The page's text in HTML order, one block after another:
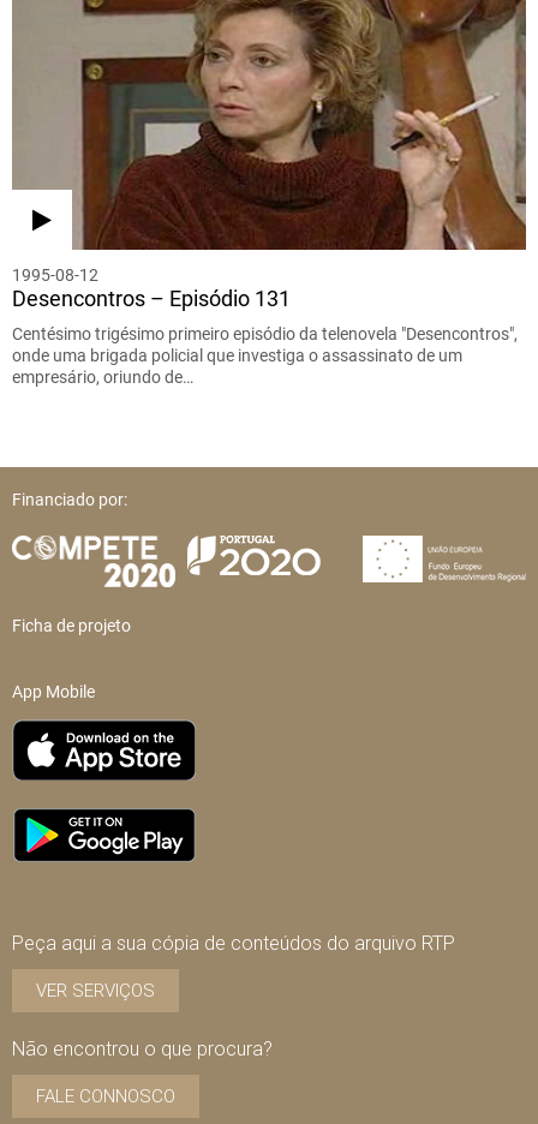
1995-08-12
Desencontros – Episódio 131
Centésimo trigésimo primeiro episódio da telenovela "Desencontros",
onde uma brigada policial que investiga o assassinato de um
empresário, oriundo de…
Financiado por:
Ficha de projeto
App Mobile
Peça aqui a sua cópia de conteúdos do arquivo RTP
VER SERVIÇOS
Não encontrou o que procura?
FALE CONNOSCO